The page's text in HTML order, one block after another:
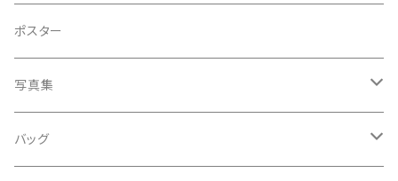
灰皿
白露
秋分
A HARD DAY'S NIGHT
with the suganuma's
ポスター
写真集
５歳刻み写真集
バッグ